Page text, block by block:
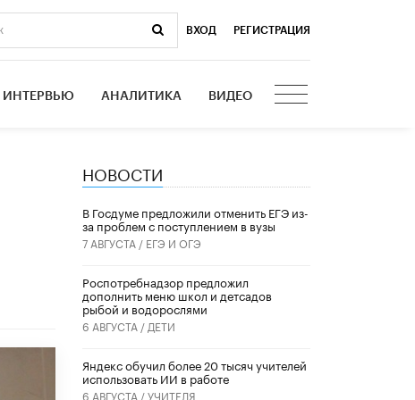
ВХОД РЕГИСТРАЦИЯ
ИНТЕРВЬЮ АНАЛИТИКА ВИДЕО
НОВОСТИ
В Госдуме предложили отменить ЕГЭ из-
за проблем с поступлением в вузы
7 АВГУСТА / ЕГЭ И ОГЭ
Роспотребнадзор предложил
дополнить меню школ и детсадов
рыбой и водорослями
6 АВГУСТА / ДЕТИ
​Яндекс обучил более 20 тысяч учителей
использовать ИИ в работе
6 АВГУСТА /УЧИТЕЛЯ